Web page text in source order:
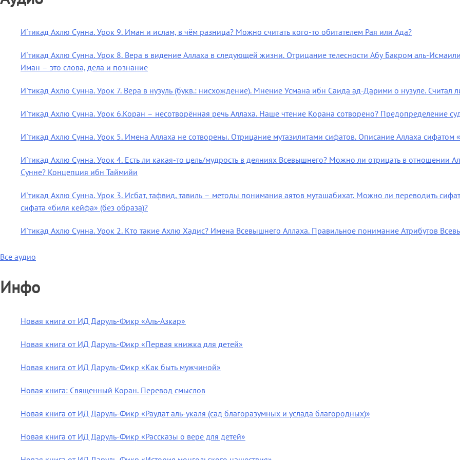
И`тикад Ахлю Сунна. Урок 9. Иман и ислам, в чём разница? Можно считать кого-то обитателем Рая или Ада?
И`тикад Ахлю Сунна. Урок 8. Вера в видение Аллаха в следующей жизни. Отрицание телесности Абу Бакром аль-
Иман – это слова, дела и познание
И`тикад Ахлю Сунна. Урок 7. Вера в нузуль (букв.: нисхождение). Мнение Усмана ибн Саида ад-Дарими о нузуле.
И`тикад Ахлю Сунна. Урок 6.Коран – несотворённая речь Аллаха. Наше чтение Корана сотворено? Предопределение
И`тикад Ахлю Сунна. Урок 5. Имена Аллаха не сотворены. Отрицание мутазилитами сифатов. Описание Аллаха сифатом
И`тикад Ахлю Сунна. Урок 4. Есть ли какая-то цель/мудрость в деяниях Всевышнего? Можно ли отрицать в отношении
Сунне? Концепция ибн Таймийи
И`тикад Ахлю Сунна. Урок 3. Исбат, тафвид, тавиль – методы понимания аятов муташабихат. Можно ли переводить
сифата «биля кейфа» (без образа)?
И`тикад Ахлю Сунна. Урок 2. Кто такие Ахлю Хадис? Имена Всевышнего Аллаха. Правильное понимание Атрибутов
Все аудио
Инфо
Новая книга от ИД Даруль-Фикр «Аль-Азкар»
Новая книга от ИД Даруль-Фикр «Первая книжка для детей»
Новая книга от ИД Даруль-Фикр «Как быть мужчиной»
Новая книга: Священный Коран. Перевод смыслов
Новая книга от ИД Даруль-Фикр «Раудат аль-укаля (cад благоразумных и услада благородных)»
Новая книга от ИД Даруль-Фикр «Рассказы о вере для детей»